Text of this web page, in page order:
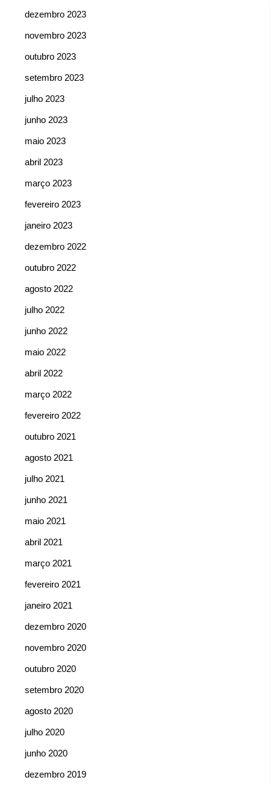
dezembro 2023
novembro 2023
outubro 2023
setembro 2023
julho 2023
junho 2023
maio 2023
abril 2023
março 2023
fevereiro 2023
janeiro 2023
dezembro 2022
outubro 2022
agosto 2022
julho 2022
junho 2022
maio 2022
abril 2022
março 2022
fevereiro 2022
outubro 2021
agosto 2021
julho 2021
junho 2021
maio 2021
abril 2021
março 2021
fevereiro 2021
janeiro 2021
dezembro 2020
novembro 2020
outubro 2020
setembro 2020
agosto 2020
julho 2020
junho 2020
dezembro 2019